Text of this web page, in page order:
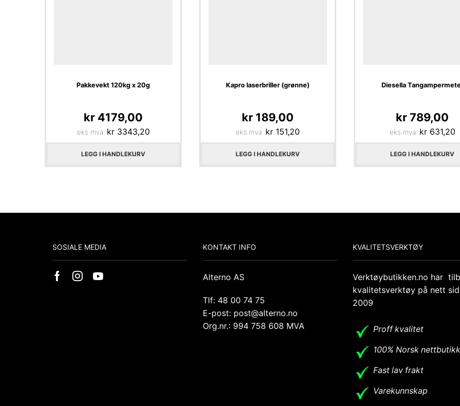
Pakkevekt 120kg x 20g
kr 4179,00
eks mva: kr3343,20
LEGG I HANDLEKURV
Kapro laserbriller (grønne)
kr 189,00
eks mva: kr 151,20
LEGG I HANDLEKURV
Diesella
kr789,00
eks mva: kr631,20
LEGG I HANDLEKURV
SOSIALE MEDIA KONTAKT INFO
Alterno AS
Tlf: 48 00 74 75
E-post: post@alterno.no
Org.nr.: 994 758 608 MVA
KVALITETSVERKTØY
Verktøybutikken.no har
kvalitetsverktøy på nett
2009
Proff kvalitet
100% Norsk nettbutikk
Fast lav frakt
Varekunnskap